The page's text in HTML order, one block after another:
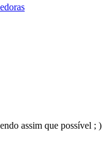
assim que possível ; )